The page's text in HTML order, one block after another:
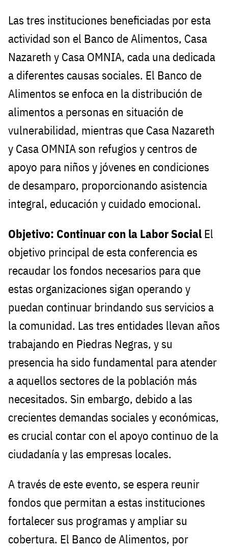
Las tres instituciones beneficiadas por esta
actividad son el Banco de Alimentos, Casa
Nazareth y Casa OMNIA, cada una dedicada
a diferentes causas sociales. El Banco de
Alimentos se enfoca en la distribución de
alimentos a personas en situación de
vulnerabilidad, mientras que Casa Nazareth
y Casa OMNIA son refugios y centros de
apoyo para niños y jóvenes en condiciones
de desamparo, proporcionando asistencia
integral, educación y cuidado emocional.
Objetivo: Continuar con la Labor Social El
objetivo principal de esta conferencia es
recaudar los fondos necesarios para que
estas organizaciones sigan operando y
puedan continuar brindando sus servicios a
la comunidad. Las tres entidades llevan años
trabajando en Piedras Negras, y su
presencia ha sido fundamental para atender
a aquellos sectores de la población más
necesitados. Sin embargo, debido a las
crecientes demandas sociales y económicas,
es crucial contar con el apoyo continuo de la
ciudadanía y las empresas locales.
A través de este evento, se espera reunir
fondos que permitan a estas instituciones
fortalecer sus programas y ampliar su
cobertura. El Banco de Alimentos, por